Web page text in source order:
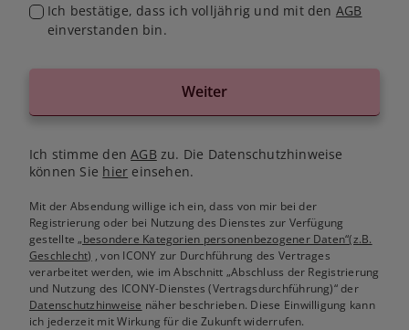
Ich bestätige, dass ich volljährig und mit den AGB
einverstanden bin.
Weiter
Ich stimme denAGB zu. Die Datenschutzhinweise
können Sie hier einsehen.
Mit der Absendung willige ich ein, dass von mir bei der
Registrierung oder bei Nutzung des Dienstes zur Verfügung
gestellte„besondere Kategorien personenbezogener Daten“(z.B.
Geschlecht) , von ICONY zur Durchführung des Vertrages
verarbeitet werden, wie im Abschnitt „Abschluss der Registrierung
und Nutzung des ICONY-Dienstes (Vertragsdurchführung)“ der
Datenschutzhinweise näher beschrieben. Diese Einwilligung kann
ich jederzeit mit Wirkung für die Zukunft widerrufen.